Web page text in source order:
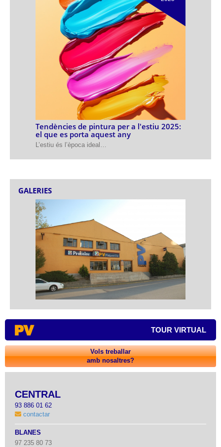
Tendències de pintura per a l'estiu 2025:
el que es porta aquest any
L’estiu és l’època ideal…
GALERIES
TOUR VIRTUAL
Vols treballar
amb nosaltres?
CENTRAL
93 886 01 62
contactar
BLANES
97 235 80 73